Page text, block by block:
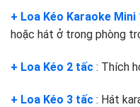
+ Loa Kéo Karaoke Mini
hoặc hát ở trong phòng
+ Loa Kéo 2 tấc : Thích
+ Loa Kéo 3 tấc : Hát